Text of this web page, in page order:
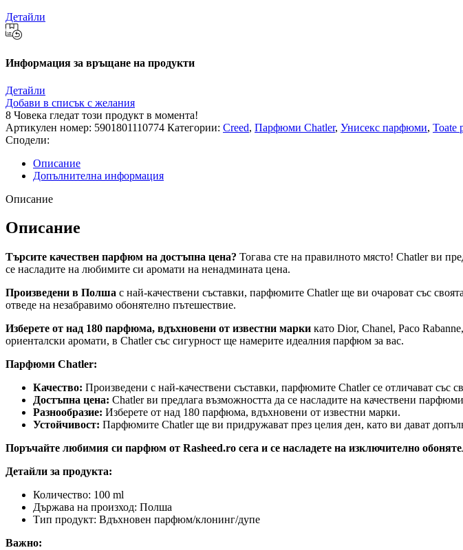
Детайли
Информация за връщане на продукти
Детайли
Добави в списък с желания
8 Човека гледат този продукт в момента!
Артикулен номер: 5901801110774 Категории: Creed, Парфюми Chatler, Унисекс парфюми, Toate
Сподели:
Описание
Допълнителна информация
Описание
Описание
Търсите качествен парфюм на достъпна цена? Тогава сте на правилното място! Chatler ви
се насладите на любимите си аромати на ненадмината цена.
Произведени в Полша с най-качествени съставки, парфюмите Chatler ще ви очароват със
отведе на незабравимо обонятелно пътешествие.
Изберете от над 180 парфюма, вдъхновени от известни марки като Dior, Chanel, Paco
ориенталски аромати, в Chatler със сигурност ще намерите идеалния парфюм за вас.
Парфюми Chatler:
Качество: Произведени с най-качествени съставки, парфюмите Chatler се отличават със
Достъпна цена: Chatler ви предлага възможността да се насладите на качествени
Разнообразие: Изберете от над 180 парфюма, вдъхновени от известни марки.
Устойчивост: Парфюмите Chatler ще ви придружават през целия ден, като ви дават
Поръчайте любимия си парфюм от Rasheed.ro сега и се насладете на изключително
Детайли за продукта:
Количество: 100 ml
Държава на произход: Полша
Тип продукт: Вдъхновен парфюм/клонинг/дупе
Важно: